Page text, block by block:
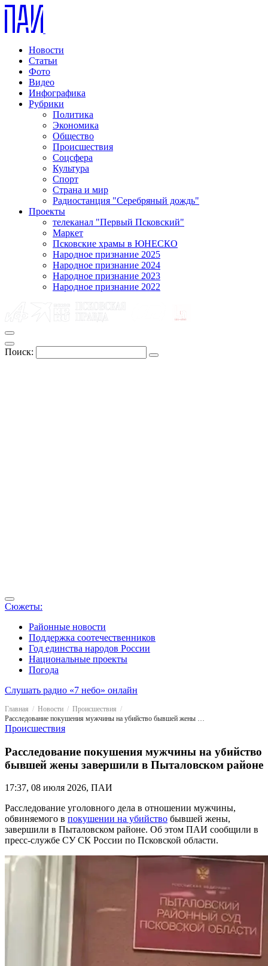
Новости
Статьи
Фото
Видео
Инфографика
Рубрики
Политика
Экономика
Общество
Происшествия
Соцсфера
Культура
Спорт
Страна и мир
Радиостанция "Серебряный дождь"
Проекты
телеканал "Первый Псковский"
Маркет
Псковские храмы в ЮНЕСКО
Народное признание 2025
Народное признание 2024
Народное признание 2023
Народное признание 2022
Поиск:
Сюжеты:
Районные новости
Поддержка соотечественников
Год единства народов России
Национальные проекты
Погода
Слушать радио «7 небо» онлайн
Главная Новости
Происшествия
Расследование покушения мужчины на убийство бывшей жены завершили в Пыталовском районе
Происшествия
Расследование покушения мужчины на убийство
бывшей жены завершили в Пыталовском районе
17:37, 08 июля 2026, ПАИ
Расследование уголовного дела в отношении мужчины,
обвиняемого в покушении на убийство бывшей жены,
завершили в Пыталовском районе. Об этом ПАИ сообщили в
пресс-службе СУ СК России по Псковской области.